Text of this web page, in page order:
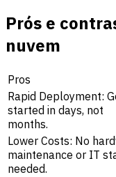
Prós e
nuvem
Pros
Rapid Deployment:
started in days, not
months.
Lower Costs: No
maintenance or IT
needed.